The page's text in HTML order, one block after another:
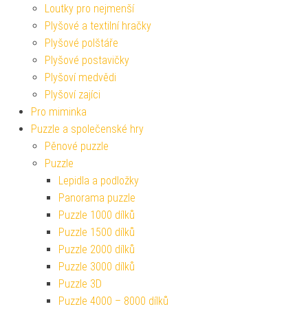
Loutky pro nejmenší
Plyšové a textilní hračky
Plyšové polštáře
Plyšové postavičky
Plyšoví medvědi
Plyšoví zajíci
Pro miminka
Puzzle a společenské hry
Pěnové puzzle
Puzzle
Lepidla a podložky
Panorama puzzle
Puzzle 1000 dílků
Puzzle 1500 dílků
Puzzle 2000 dílků
Puzzle 3000 dílků
Puzzle 3D
Puzzle 4000 – 8000 dílků